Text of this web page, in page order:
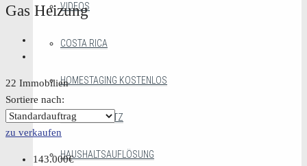
VIDEOS
COSTA RICA
HOMESTAGING KOSTENLOS
MAKLERGESETZ
HAUSHALTSAUFLÖSUNG
Gas Heizung
22 Immobilien
Sortiere nach:
zu verkaufen
143.000€